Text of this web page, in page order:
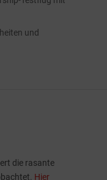
und
die rasante
Hier